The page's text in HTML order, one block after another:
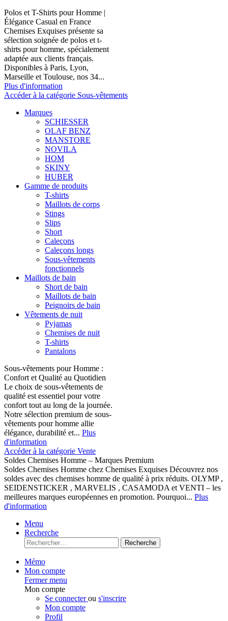
Polos et T-Shirts pour Homme |
Élégance Casual en France
Chemises Exquises présente sa
sélection soignée de polos et t-
shirts pour homme, spécialement
adaptée aux clients français.
Disponibles à Paris, Lyon,
Marseille et Toulouse, nos 34...
Plus d'information
Accéder à la catégorie Sous-vêtements
Marques
SCHIESSER
OLAF BENZ
MANSTORE
NOVILA
HOM
SKINY
HUBER
Gamme de produits
T-shirts
Maillots de corps
Stings
Slips
Short
Caleçons
Caleçons longs
Sous-vêtements
fonctionnels
Maillots de bain
Short de bain
Maillots de bain
Peignoirs de bain
Vêtements de nuit
Pyjamas
Chemises de nuit
T-shirts
Pantalons
Sous-vêtements pour Homme :
Confort et Qualité au Quotidien
Le choix de sous-vêtements de
qualité est essentiel pour votre
confort tout au long de la journée.
Notre sélection premium de sous-
vêtements pour homme allie
élégance, durabilité et... Plus
d'information
Accéder à la catégorie Vente
Soldes Chemises Homme – Marques Premium
Soldes Chemises Homme chez Chemises Exquises Découvrez nos
soldes avec des chemises homme de qualité à prix réduits. OLYMP ,
SEIDENSTICKER , MARVELIS , CASAMODA et VENTI – les
meilleures marques européennes en promotion. Pourquoi... Plus
d'information
Menu
Recherche
Recherche
Mémo
Mon compte
Fermer menu
Mon compte
Se connecterou s'inscrire
Mon compte
Profil